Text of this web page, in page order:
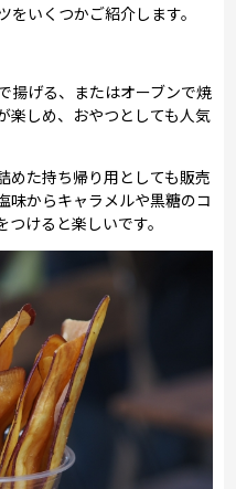
いくつかご紹介します。
揚げる、またはオーブンで焼
楽しめ、おやつとしても人気
めた持ち帰り用としても販売
味からキャラメルや黒糖のコ
けると楽しいです。